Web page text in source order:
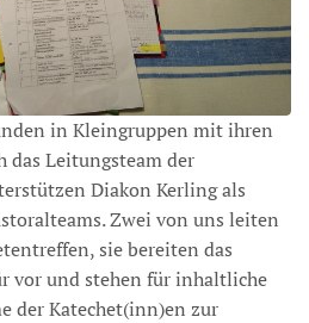
in Kleingruppen mit ihren
das Leitungsteam der
Diakon Kerling als
Zwei von uns leiten
sie bereiten das
vor und stehen für inhaltliche
der Katechet(inn)en zur